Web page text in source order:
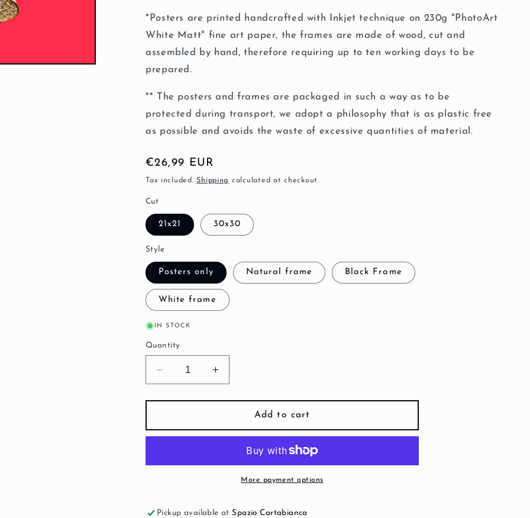
*Posters are printed
handcrafted with Inkjet technique on 230g "PhotoArt
White Matt" fine art paper, the frames are made of wood, cut and
assembled by hand, therefore requiring up to ten working days to be
prepared.
** The posters and frames are packaged in such a way as to be
protected during transport, we adopt a philosophy that is as plastic free
as possible and avoids the waste of excessive quantities of material.
Regular
price
€26,99 EUR
Tax included. Shipping calculated at checkout.
Cut
21x21 30x30
Style
Posters only Natural frame Black Frame
White frame
IN STOCK
Quantity
Decrease
quantity
for
to-
Wear
Increase
quantity
for
to-
Wear
(ASAP)
Add to cart
More payment options
Pickup available at Spazio Cartabianca